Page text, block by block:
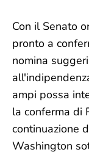
Con il Senato
pronto a
nomina
ampi possa
la conferma di
continuazione
Washington